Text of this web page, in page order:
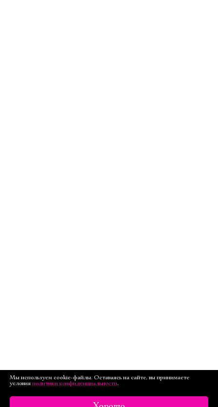
Мы используем cookie-файлы. Оставаясь на сайте, вы принимаете
условия политики конфиденциальности.